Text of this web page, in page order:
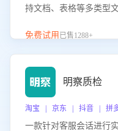
持文档、表格等多类型
识支持，帮助用户高效
免费试用 已售1288+
明察质检
淘宝 | 京东 | 抖音 | 拼
一款针对客服会话进行